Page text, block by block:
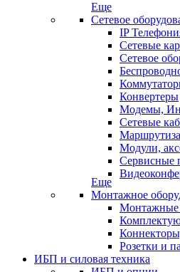
Еще
Сетевое
IP
Сетевые
Сетевое
Конвертеры
Модемы,
Сетевые
Модули,
Сервисные
Еще
Монтажное
Монтажные
Розетки и
ИБП и силовая техника